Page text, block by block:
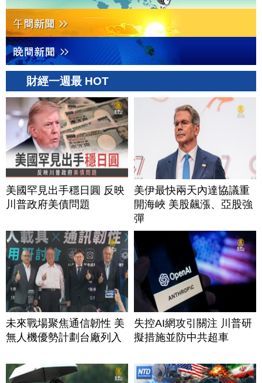
財經一週最 HOT
美國罕見出手穩日圓 反映
川普政府美債問題
美伊最快兩天內達協議重
開海峽 美股飆漲、亞股強
彈
未來戰場聚焦通信韌性 美
無人機優勢計劃台廠列入
失控AI網攻引關注 川普研
擬措施並防中共超車